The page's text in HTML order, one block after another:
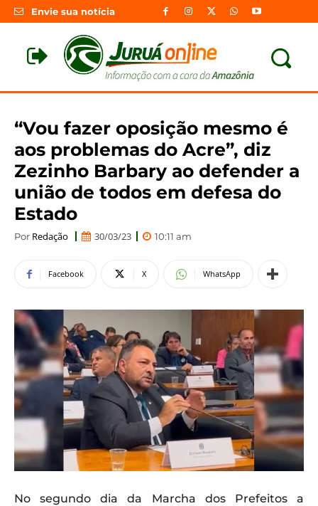
Envie sua notícia
“Vou fazer oposição mesmo é
aos problemas do Acre”, diz
Zezinho Barbary ao defender a
união de todos em defesa do
Estado
Por Redação 30/03/23 10:11 am
Facebook X WhatsApp
No segundo dia da Marcha dos Prefeitos a